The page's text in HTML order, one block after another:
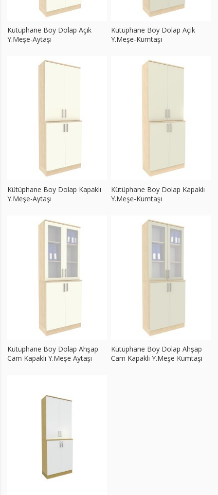
Kütüphane Boy Dolap Açık
Y.Meşe-Aytaşı
Kütüphane Boy Dolap Açık
Y.Meşe-Kumtaşı
Kütüphane Boy Dolap Kapaklı
Y.Meşe-Aytaşı
Kütüphane Boy Dolap Kapaklı
Y.Meşe-Kumtaşı
Kütüphane Boy Dolap Ahşap
Cam Kapaklı Y.Meşe Aytaşı
Kütüphane Boy Dolap Ahşap
Cam Kapaklı Y.Meşe Kumtaşı